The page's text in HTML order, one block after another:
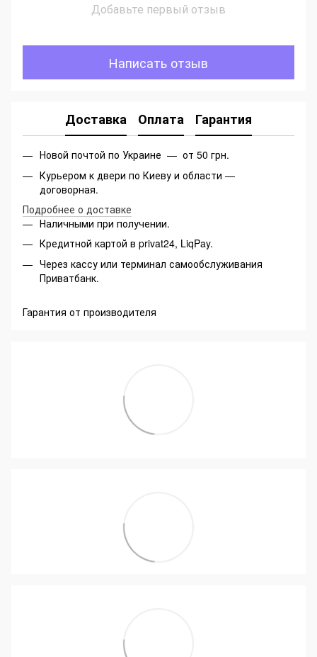
Добавьте первый отзыв
Написать отзыв
Доставка Оплата Гарантия
Новой почтой по Украине — от 50 грн.
Курьером к двери по Киеву и области —
договорная.
Подробнее о доставке
Наличными при получении.
Кредитной картой в privat24, LiqPay.
Через кассу или терминал самообслуживания
Приватбанк.
Гарантия от производителя